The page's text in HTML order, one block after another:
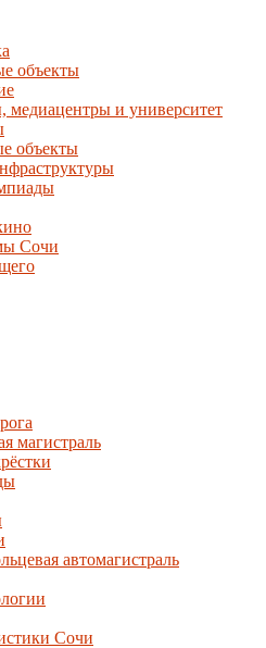
объекты
медиацентры и университет
объекты
Сочи
магистраль
автомагистраль
Сочи